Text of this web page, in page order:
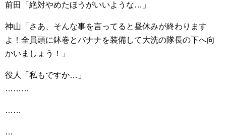
前田「絶対やめたほうがいいような…」
神山「さあ、そんな事を言ってると昼休みが終わります
よ！全員頭に鉢巻とバナナを装備して大洗の隊長の下へ向
かいましょう！」
役人「私もですか…」
………
……
…